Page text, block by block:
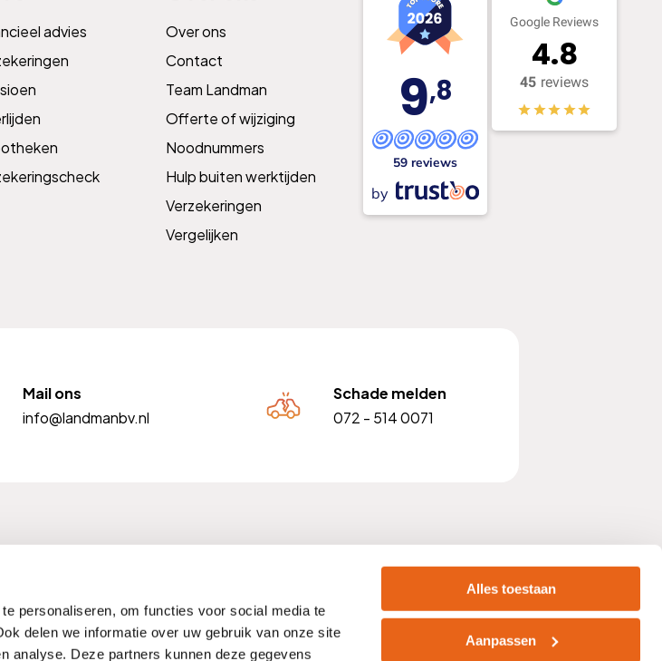
personaliseren, om functies voor social media te
delen we informatie over uw gebruik van onze site
analyse. Deze partners kunnen deze gegevens
Alles toestaan
Aanpassen
advies
Over ons
Contact
Team Landman
Offerte of wijziging
Noodnummers
Hulp buiten werktijden
Verzekeringen
Vergelijken
9,8
59 reviews
by
Google Reviews
4.8
45 reviews
Mail ons
info@landmanbv.nl
Schade melden
072 - 514 0071
BTW nummer: NL810903842B01
Noodnummers Compliment of klacht Zelf afsluiten